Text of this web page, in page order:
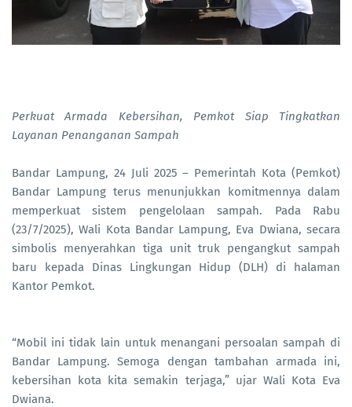
Perkuat Armada Kebersihan, Pemkot Siap Tingkatkan
Layanan Penanganan Sampah
Bandar Lampung, 24 Juli 2025 – Pemerintah Kota (Pemkot)
Bandar Lampung terus menunjukkan komitmennya dalam
memperkuat sistem pengelolaan sampah. Pada Rabu
(23/7/2025), Wali Kota Bandar Lampung, Eva Dwiana, secara
simbolis menyerahkan tiga unit truk pengangkut sampah
baru kepada Dinas Lingkungan Hidup (DLH) di halaman
Kantor Pemkot.
“Mobil ini tidak lain untuk menangani persoalan sampah di
Bandar Lampung. Semoga dengan tambahan armada ini,
kebersihan kota kita semakin terjaga,” ujar Wali Kota Eva
Dwiana.